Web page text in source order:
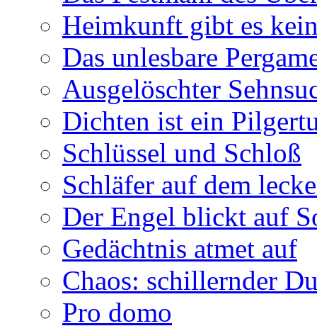
Heimkunft gibt es
Das unlesbare
Ausgelöschter
Dichten ist ein
Schlüssel und Schloß
Schläfer auf dem
Der Engel blickt auf
Gedächtnis atmet auf
Chaos: schillernder
Pro domo